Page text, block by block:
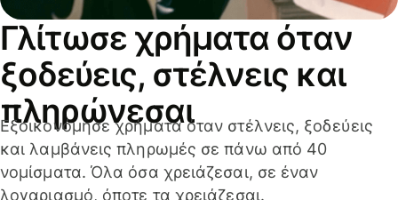
Γλίτωσε χρήματα όταν
ξοδεύεις, στέλνεις και
πληρώνεσαι
Εξοικονόμησε χρήματα όταν στέλνεις, ξοδεύεις
και λαμβάνεις πληρωμές σε πάνω από 40
νομίσματα. Όλα όσα χρειάζεσαι, σε έναν
λογαριασμό, όποτε τα χρειάζεσαι.